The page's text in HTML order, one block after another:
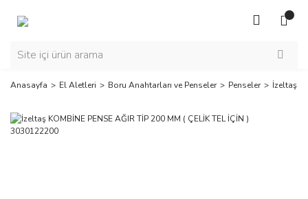
Anasayfa El Aletleri Boru Anahtarları ve Penseler Penseler İzeltaş